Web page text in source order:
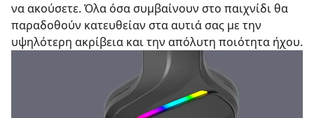
να ακούσετε. Όλα όσα συμβαίνουν στο παιχνίδι θα
παραδοθούν κατευθείαν στα αυτιά σας με την
υψηλότερη ακρίβεια και την απόλυτη ποιότητα ήχου.